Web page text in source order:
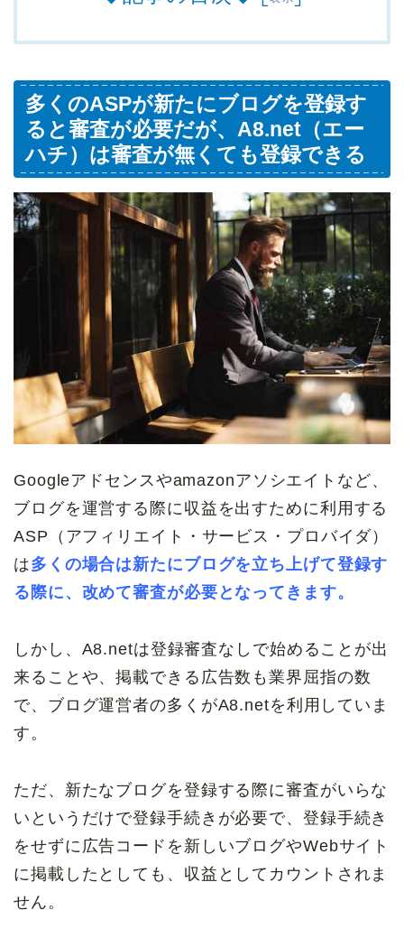
多くのASPが新たにブログを登録す
ると審査が必要だが、A8.net（エー
ハチ）は審査が無くても登録できる
Googleアドセンスやamazonアソシエイトなど、
ブログを運営する際に収益を出すために利用する
ASP（アフィリエイト・サービス・プロバイダ）
は多くの場合は新たにブログを立ち上げて登録す
る際に、改めて審査が必要となってきます。
しかし、A8.netは登録審査なしで始めることが出
来ることや、掲載できる広告数も業界屈指の数
で、ブログ運営者の多くがA8.netを利用していま
す。
ただ、新たなブログを登録する際に審査がいらな
いというだけで登録手続きが必要で、登録手続き
をせずに広告コードを新しいブログやWebサイト
に掲載したとしても、収益としてカウントされま
せん。